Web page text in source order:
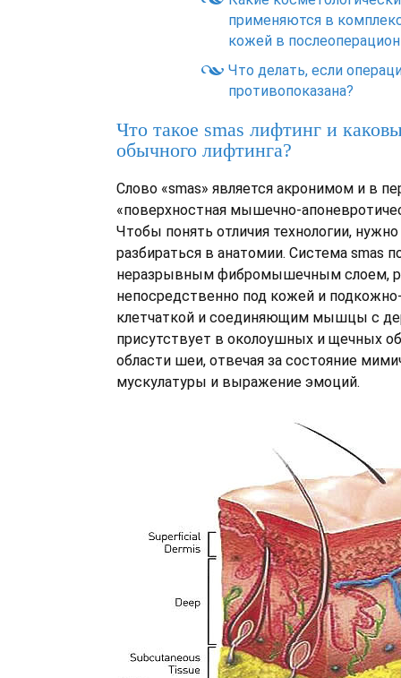
применяются в
кожей в
Что делать, если
противопоказана?
Что такое smas лифтинг и
обычного лифтинга?
Слово «smas» является акронимом и в
«поверхностная мышечно-
Чтобы понять отличия технологии,
разбираться в анатомии. Система smas
неразрывным фибромышечным слоем,
непосредственно под кожей и
клетчаткой и соединяющим мышцы с
присутствует в околоушных и щечных
области шеи, отвечая за состояние
мускулатуры и выражение эмоций.